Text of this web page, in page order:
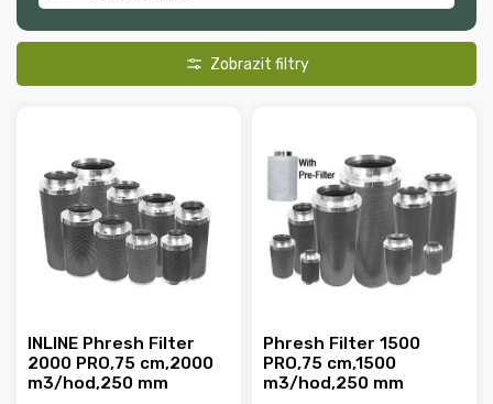
INLINE Phresh Filter
2000 PRO,75 cm,2000
m3/hod,250 mm
Phresh Filter 1500
PRO,75 cm,1500
m3/hod,250 mm